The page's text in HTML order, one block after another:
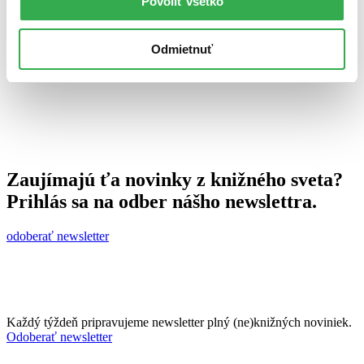
Odmietnuť
Zaujímajú ťa novinky z knižného sveta?
Prihlás sa na odber nášho newslettra.
odoberať newsletter
Každý týždeň pripravujeme newsletter plný (ne)knižných noviniek.
Odoberať newsletter